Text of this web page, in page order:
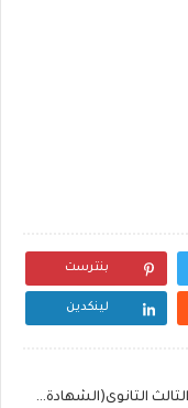
بنترست
لينكدين
مراجعة ليلة الامتحان فى الديناميكا الصف الثالث الثانوى(الشهادة الثانوية) | مراجعة الجمهورية فى الديناميكا